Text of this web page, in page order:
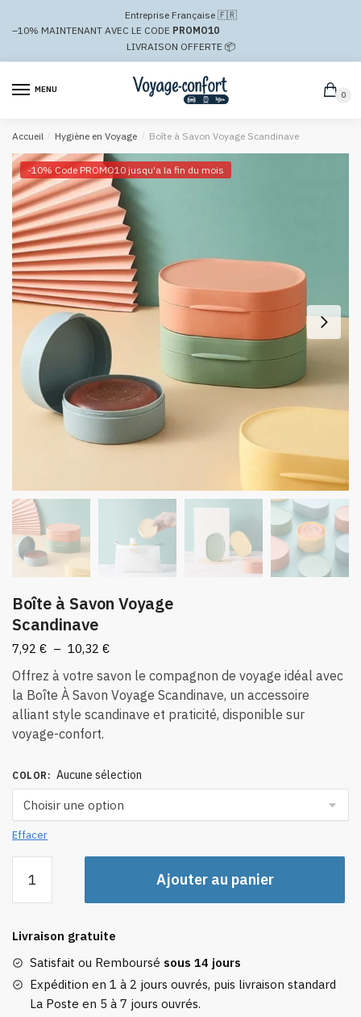
navigation
Entreprise Française 🇫🇷
–10% MAINTENANT AVEC LE CODE PROMO10
LIVRAISON OFFERTE 📦
MENU
0
Accueil / Hygiène en Voyage / Boîte à Savon Voyage Scandinave
-10% Code PROMO10 jusqu'a la fin du mois
Boîte à Savon Voyage
Scandinave
7,92 € – 10,32 €Plage
prix :
7,92 €
à
Offrez à votre savon le compagnon de voyage idéal avec
la Boîte À Savon Voyage Scandinave, un accessoire
alliant style scandinave et praticité, disponible sur
voyage-confort.
COLOR : Aucune sélection
Effacer
Boîte
Savon
Voyage
Scandinave
Ajouter au panier
Livraison gratuite
Satisfait ou Remboursé sous 14 jours
Expédition en 1 à 2 jours ouvrés, puis livraison standard
La Poste en 5 à 7 jours ouvrés.